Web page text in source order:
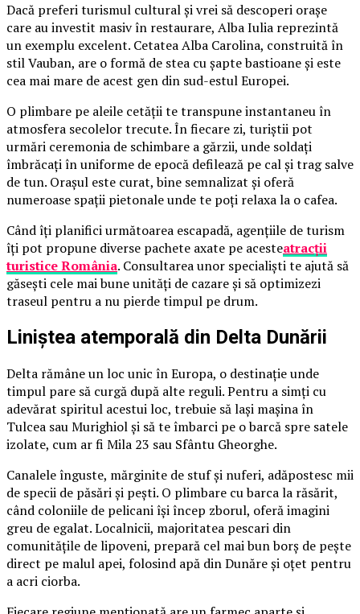
Dacă preferi turismul cultural și vrei să descoperi orașe
care au investit masiv în restaurare, Alba Iulia reprezintă
un exemplu excelent. Cetatea Alba Carolina, construită în
stil Vauban, are o formă de stea cu șapte bastioane și este
cea mai mare de acest gen din sud-estul Europei.
O plimbare pe aleile cetății te transpune instantaneu în
atmosfera secolelor trecute. În fiecare zi, turiștii pot
urmări ceremonia de schimbare a gărzii, unde soldați
îmbrăcați în uniforme de epocă defilează pe cal și trag salve
de tun. Orașul este curat, bine semnalizat și oferă
numeroase spații pietonale unde te poți relaxa la o cafea.
Când îți planifici următoarea escapadă, agențiile de turism
îți pot propune diverse pachete axate pe acesteatracții
turistice România. Consultarea unor specialiști te ajută să
găsești cele mai bune unități de cazare și să optimizezi
traseul pentru a nu pierde timpul pe drum.
Liniștea atemporală din Delta Dunării
Delta rămâne un loc unic în Europa, o destinație unde
timpul pare să curgă după alte reguli. Pentru a simți cu
adevărat spiritul acestui loc, trebuie să lași mașina în
Tulcea sau Murighiol și să te îmbarci pe o barcă spre satele
izolate, cum ar fi Mila 23 sau Sfântu Gheorghe.
Canalele înguste, mărginite de stuf și nuferi, adăpostesc mii
de specii de păsări și pești. O plimbare cu barca la răsărit,
când coloniile de pelicani își încep zborul, oferă imagini
greu de egalat. Localnicii, majoritatea pescari din
comunitățile de lipoveni, prepară cel mai bun borș de pește
direct pe malul apei, folosind apă din Dunăre și oțet pentru
a acri ciorba.